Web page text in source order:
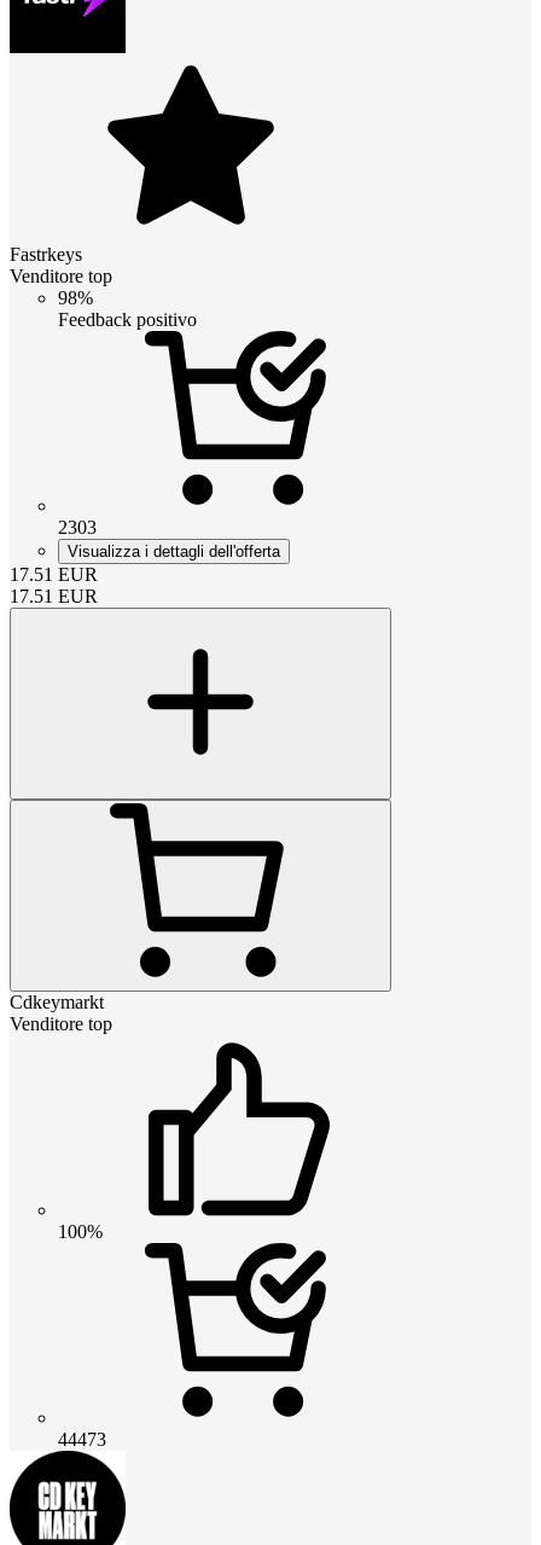
Fastrkeys
Venditore top
98%
Feedback positivo
2303
Visualizza i dettagli dell'offerta
17.51 EUR
17.51 EUR
Cdkeymarkt
Venditore top
100%
44473